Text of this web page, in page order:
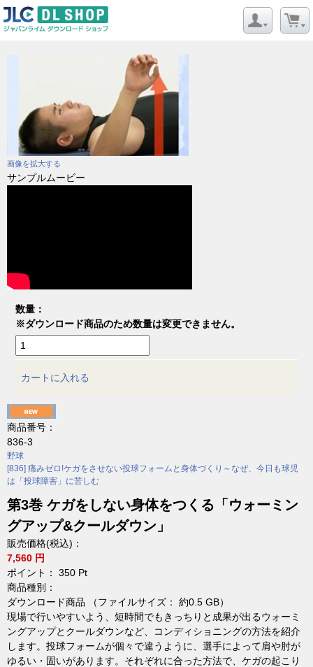
画像を拡大する
サンプルムービー
数量：
※ダウンロード商品のため数量は変更できません。
カートに入れる
商品番号：
836-3
野球
[836] 痛みゼロ!ケガをさせない投球フォームと身体づくり～なぜ、今日も球児
は「投球障害」に苦しむ
第3巻 ケガをしない身体をつくる「ウォーミン
グアップ&クールダウン」
販売価格(税込)：
7,560 円
ポイント： 350 Pt
商品種別：
ダウンロード商品 （ファイルサイズ： 約0.5 GB）
現場で行いやすいよう、短時間でもきっちりと成果が出るウォーミ
ングアップとクールダウンなど、コンディショニングの方法を紹介
します。投球フォームが個々で違うように、選手によって肩や肘が
ゆるい・固いがあります。それぞれに合った方法で、ケガの起こり